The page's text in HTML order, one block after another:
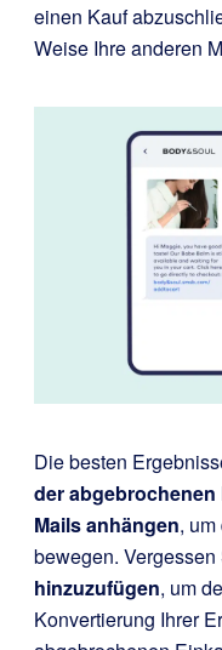
einen Kauf
Weise Ihre anderen
Die besten
der abgebrochenen
Mails anhängen,
bewegen. Vergessen
hinzuzufügen, um
Konvertierung Ihrer